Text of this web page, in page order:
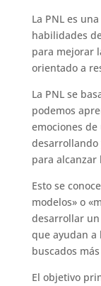
La PNL es
habilidades
para mejorar
orientado a
La PNL se
podemos
emociones de
para alcanzar
Esto se
modelos» o
desarrollar
que ayudan a
buscados
El objetivo